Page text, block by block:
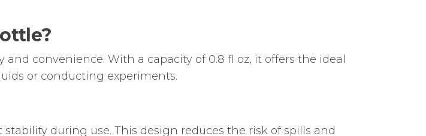
cantidad
convenience. With a capacity of 0.8 fl oz, it offers the ideal
or conducting experiments.
during use. This design reduces the risk of spills and